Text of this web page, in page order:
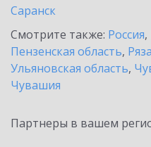
Саранск
Смотрите также: Россия,
Пензенская область,
Ульяновская область,
Чувашия
Партнеры в вашем